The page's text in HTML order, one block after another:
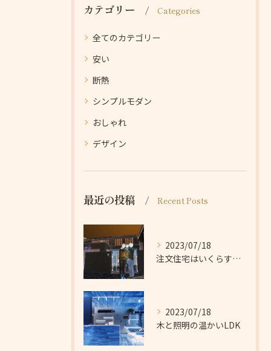
カテゴリー Categories
全てのカテゴリー
安い
断熱
シンプルモダン
おしゃれ
デザイン
最近の投稿 Recent Posts
2023/07/18
注文住宅はいくらするの？
2023/07/18
木と照明の温かいLDK